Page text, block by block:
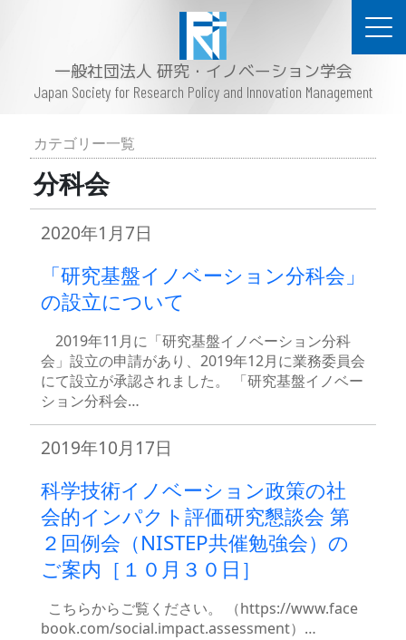
一般社団法人 研究・イノベーション学会
Japan Society for Research Policy and Innovation Management
カテゴリー一覧
分科会
2020年1月7日
「研究基盤イノベーション分科会」
の設立について
2019年11月に「研究基盤イノベーション分科
会」設立の申請があり、2019年12月に業務委員会
にて設立が承認されました。 「研究基盤イノベー
ション分科会…
2019年10月17日
科学技術イノベーション政策の社
会的インパクト評価研究懇談会 第
２回例会（NISTEP共催勉強会）の
ご案内［１０月３０日］
こちらからご覧ください。 （https://www.face
book.com/social.impact.assessment）…